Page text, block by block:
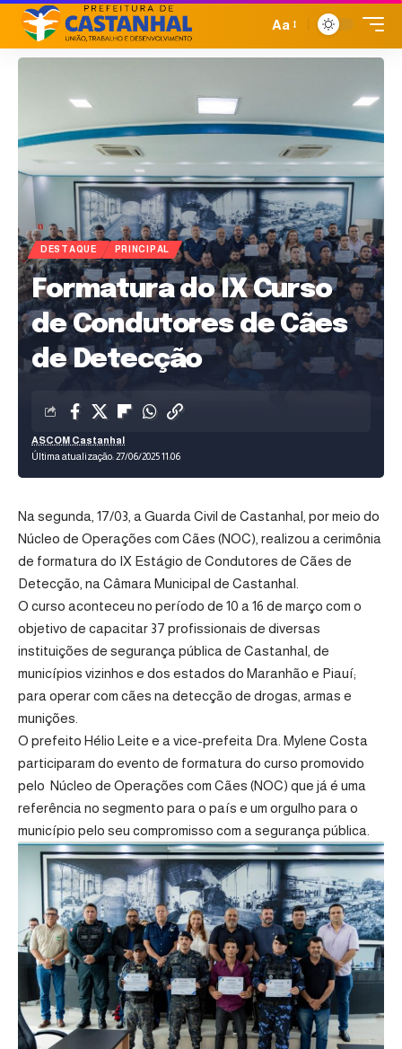
Aa
DESTAQUE PRINCIPAL
Formatura do IX Curso
de Condutores de Cães
de Detecção
Última atualização: 27/06/2025 11:06
ASCOM Castanhal
Na segunda, 17/03, a Guarda Civil de Castanhal, por meio do
Núcleo de Operações com Cães (NOC), realizou a cerimônia
de formatura do IX Estágio de Condutores de Cães de
Detecção, na Câmara Municipal de Castanhal.
O curso aconteceu no período de 10 a 16 de março com o
objetivo de capacitar 37 profissionais de diversas
instituições de segurança pública de Castanhal, de
municípios vizinhos e dos estados do Maranhão e Piauí;
para operar com cães na detecção de drogas, armas e
munições.
O prefeito Hélio Leite e a vice-prefeita Dra. Mylene Costa
participaram do evento de formatura do curso promovido
pelo Núcleo de Operações com Cães (NOC) que já é uma
referência no segmento para o país e um orgulho para o
município pelo seu compromisso com a segurança pública.